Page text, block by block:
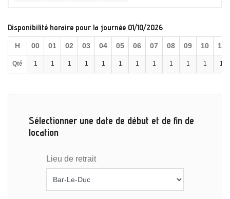
Disponibilité horaire pour la journée 01/10/2026
H 00 01 02 03 04 05 06 07 08 09 10 11
Qté 1 1 1 1 1 1 1 1 1 1 1 1
Sélectionner une date de début et de fin de
location
Lieu de retrait